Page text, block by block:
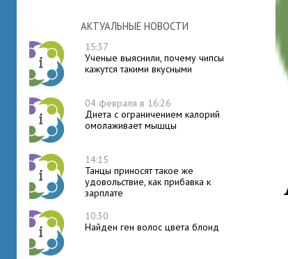
АКТУАЛЬНЫЕ НОВОСТИ
15:37
Ученые выяснили, почему чипсы
кажутся такими вкусными
04 февраля в 16:26
Диета с ограничением калорий
омолаживает мышцы
14:15
Танцы приносят такое же
удовольствие, как прибавка к
зарплате
10:30
Найден ген волос цвета блонд